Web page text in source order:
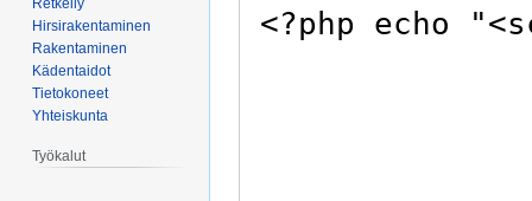
Retkeily
Hirsirakentaminen
Rakentaminen
Kädentaidot
Tietokoneet
Yhteiskunta
Työkalut